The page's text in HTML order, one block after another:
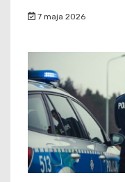
7 maja 2026